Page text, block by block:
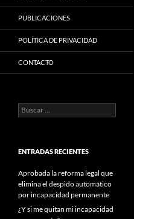
PUBLICACIONES
POLÍTICA DE PRIVACIDAD
CONTACTO
Buscar:
ENTRADAS RECIENTES
Aprobada la reforma legal que
elimina el despido automático
por incapacidad permanente
¿Y si me quitan mi incapacidad